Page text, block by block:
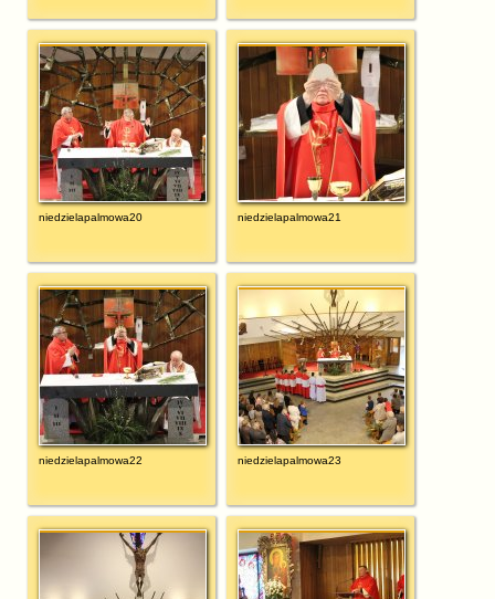
niedzielapalmowa20 niedzielapalmowa21
niedzielapalmowa22 niedzielapalmowa23